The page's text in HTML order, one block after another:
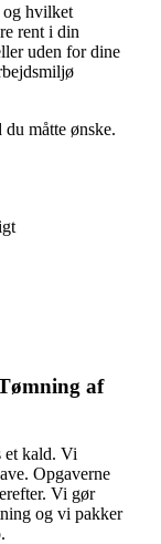
og hvilket
rent i din
uden for dine
måtte ønske.
af
et kald. Vi
Opgaverne
Vi gør
og vi pakker